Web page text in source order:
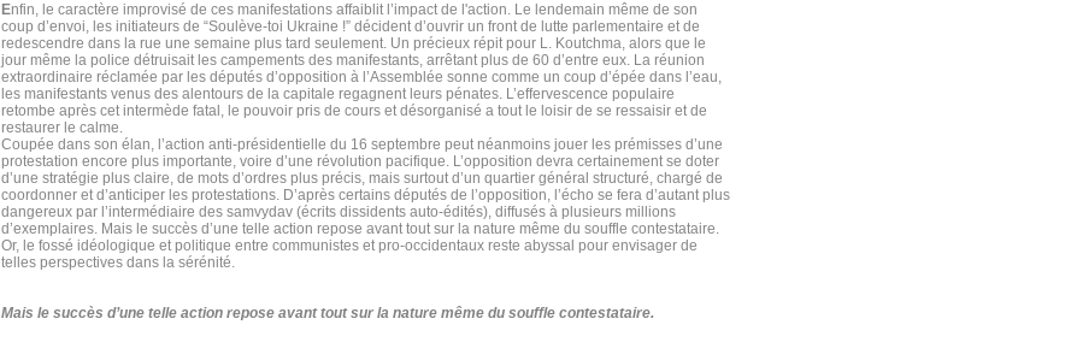
Enfin, le caractère improvisé de ces manifestations affaiblit l’impact de l'action. Le lendemain même de son
coup d’envoi, les initiateurs de “Soulève-toi Ukraine !” décident d’ouvrir un front de lutte parlementaire et de
redescendre dans la rue une semaine plus tard seulement. Un précieux répit pour L. Koutchma, alors que le
jour même la police détruisait les campements des manifestants, arrêtant plus de 60 d’entre eux. La réunion
extraordinaire réclamée par les députés d’opposition à l’Assemblée sonne comme un coup d’épée dans l’eau,
les manifestants venus des alentours de la capitale regagnent leurs pénates. L’effervescence populaire
retombe après cet intermède fatal, le pouvoir pris de cours et désorganisé a tout le loisir de se ressaisir et de
restaurer le calme.
Coupée dans son élan, l’action anti-présidentielle du 16 septembre peut néanmoins jouer les prémisses d’une
protestation encore plus importante, voire d’une révolution pacifique. L’opposition devra certainement se doter
d’une stratégie plus claire, de mots d’ordres plus précis, mais surtout d’un quartier général structuré, chargé de
coordonner et d’anticiper les protestations. D’après certains députés de l’opposition, l’écho se fera d’autant plus
dangereux par l’intermédiaire des samvydav (écrits dissidents auto-édités), diffusés à plusieurs millions
d’exemplaires. Mais le succès d’une telle action repose avant tout sur la nature même du souffle contestataire.
Or, le fossé idéologique et politique entre communistes et pro-occidentaux reste abyssal pour envisager de
telles perspectives dans la sérénité.
Mais le succès d’une telle action repose avant tout sur la nature même du souffle contestataire.